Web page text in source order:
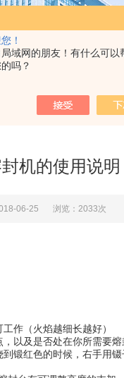
！
域网的朋友！有什么可以
吗？
机的使用说明
06-25 浏览：2033次
作（火焰越细长越好）
及是否处在你所需要熔
红色的时候，右手用镊